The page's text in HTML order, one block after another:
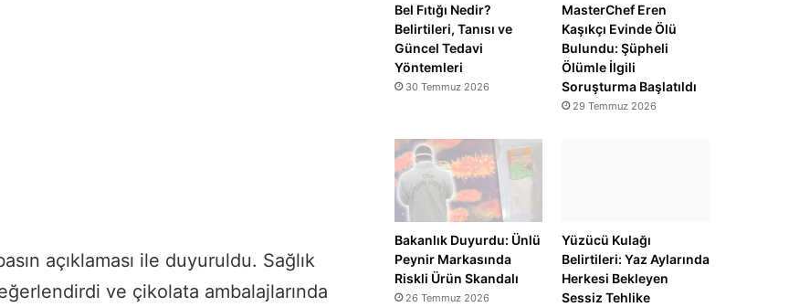
açıklaması ile duyuruldu. Sağlık
ve çikolata ambalajlarında
Bel Fıtığı Nedir?
Belirtileri, Tanısı ve
Güncel Tedavi
Yöntemleri
30 Temmuz 2026
MasterChef Eren
Kaşıkçı Evinde Ölü
Bulundu: Şüpheli
Ölümle İlgili
Soruşturma Başlatıldı
29 Temmuz 2026
Bakanlık Duyurdu: Ünlü
Peynir Markasında
Riskli Ürün Skandalı
26 Temmuz 2026
Yüzücü Kulağı
Belirtileri: Yaz Aylarında
Herkesi Bekleyen
Sessiz Tehlike